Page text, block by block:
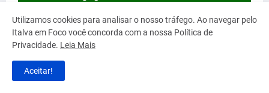
Utilizamos cookies para analisar o nosso tráfego. Ao navegar pelo
Italva em Foco você concorda com a nossa Política de
Privacidade. Leia Mais
Aceitar!